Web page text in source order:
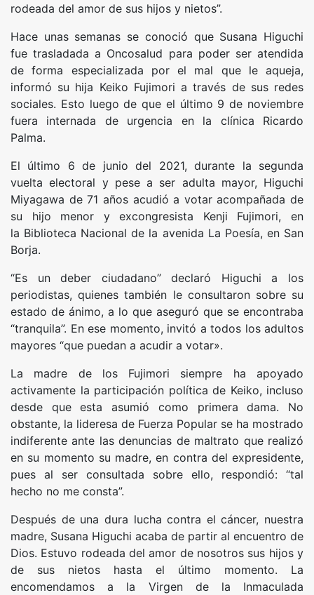
rodeada del amor de sus hijos y nietos”.
Hace unas semanas se conoció que Susana Higuchi
fue trasladada a Oncosalud para poder ser atendida
de forma especializada por el mal que le aqueja,
informó su hija Keiko Fujimori a través de sus redes
sociales. Esto luego de que el último 9 de noviembre
fuera internada de urgencia en la clínica Ricardo
Palma.
El último 6 de junio del 2021, durante la segunda
vuelta electoral y pese a ser adulta mayor, Higuchi
Miyagawa de 71 años acudió a votar acompañada de
su hijo menor y excongresista Kenji Fujimori, en
la Biblioteca Nacional de la avenida La Poesía, en San
Borja.
“Es un deber ciudadano” declaró Higuchi a los
periodistas, quienes también le consultaron sobre su
estado de ánimo, a lo que aseguró que se encontraba
“tranquila”. En ese momento, invitó a todos los adultos
mayores “que puedan a acudir a votar».
La madre de los Fujimori siempre ha apoyado
activamente la participación política de Keiko, incluso
desde que esta asumió como primera dama. No
obstante, la lideresa de Fuerza Popular se ha mostrado
indiferente ante las denuncias de maltrato que realizó
en su momento su madre, en contra del expresidente,
pues al ser consultada sobre ello, respondió: “tal
hecho no me consta”.
Después de una dura lucha contra el cáncer, nuestra
madre, Susana Higuchi acaba de partir al encuentro de
Dios. Estuvo rodeada del amor de nosotros sus hijos y
de sus nietos hasta el último momento. La
encomendamos a la Virgen de la Inmaculada